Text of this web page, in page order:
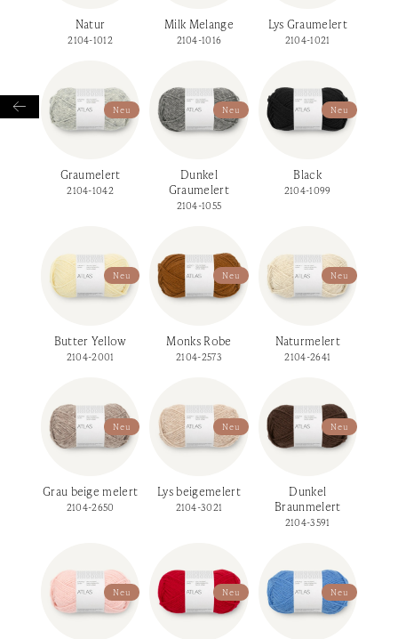

Natur
2104-1012
Milk Melange
2104-1016
Lys Graumelert
2104-1021
Neu
Graumelert
2104-1042
Neu
Dunkel
Graumelert
2104-1055
Neu
Black
2104-1099
Neu
Butter Yellow
2104-2001
Neu
Monks Robe
2104-2573
Neu
Naturmelert
2104-2641
Neu
Grau beige melert
2104-2650
Neu
Lys beigemelert
2104-3021
Neu
Dunkel
Braunmelert
2104-3591
Neu Neu Neu